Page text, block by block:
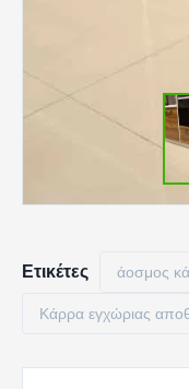
Ετικέτες άοσμος
Κάρρα εγχώριας